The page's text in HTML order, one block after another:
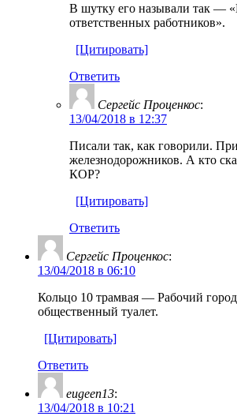
В шутку его называли так —
ответственных работников».
[Цитировать]
Ответить
Сергейс Проценкос:
13/04/2018 в 12:37
Писали так, как говорили.
железнодорожников. А кто
КОР?
[Цитировать]
Ответить
Сергейс Проценкос:
13/04/2018 в 06:10
Кольцо 10 трамвая — Рабочий
общественный туалет.
[Цитировать]
Ответить
eugeen13:
13/04/2018 в 10:21